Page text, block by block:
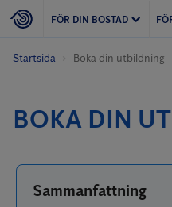
FÖR DIN BOSTAD
Startsida Boka din utbildning
BOKA DIN
Sammanfattning